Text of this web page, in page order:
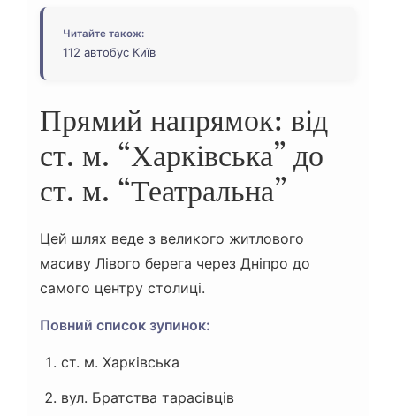
Читайте також:
112 автобус Київ
Прямий напрямок: від
ст. м. “Харківська” до
ст. м. “Театральна”
Цей шлях веде з великого житлового
масиву Лівого берега через Дніпро до
самого центру столиці.
Повний список зупинок:
ст. м. Харківська
вул. Братства тарасівців